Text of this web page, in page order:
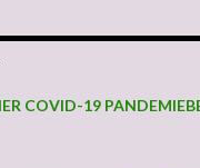
COVID-19